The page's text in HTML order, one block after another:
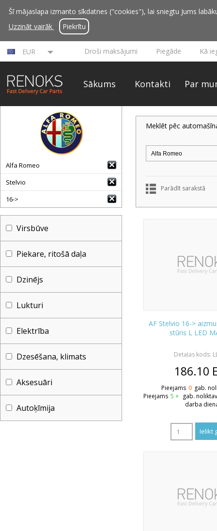
Šī mājaslapa izmanto sīkdatnes ("cookies"), lai sniegtu Jums
Uzzināt vairāk
Piekrītu
EUR Droši maksājumi Piegāde Kā
Sākums Kontakti Par
Alfa Romeo
Stelvio
16->
Virsbūve
Piekare, ritošā daļa
Dzinējs
Lukturi
Elektrība
Dzesēšana, klimats
Aksesuāri
Autoķīmija
Meklēt pēc
Parādīt sarakstā
AF Stelvio 16->
stūris L LED
Detaļas kods:
186.10
Pieejams 0 gab.
Pieejams 5 + gab.
darba